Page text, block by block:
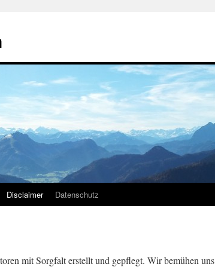
Disclaimer Datenschutz
mit Sorgfalt erstellt und gepflegt. Wir bemühen uns